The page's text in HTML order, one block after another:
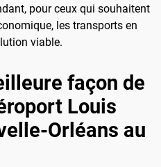
pour ceux qui souhaitent
les transports en
viable.
façon de
Louis
Orléans au